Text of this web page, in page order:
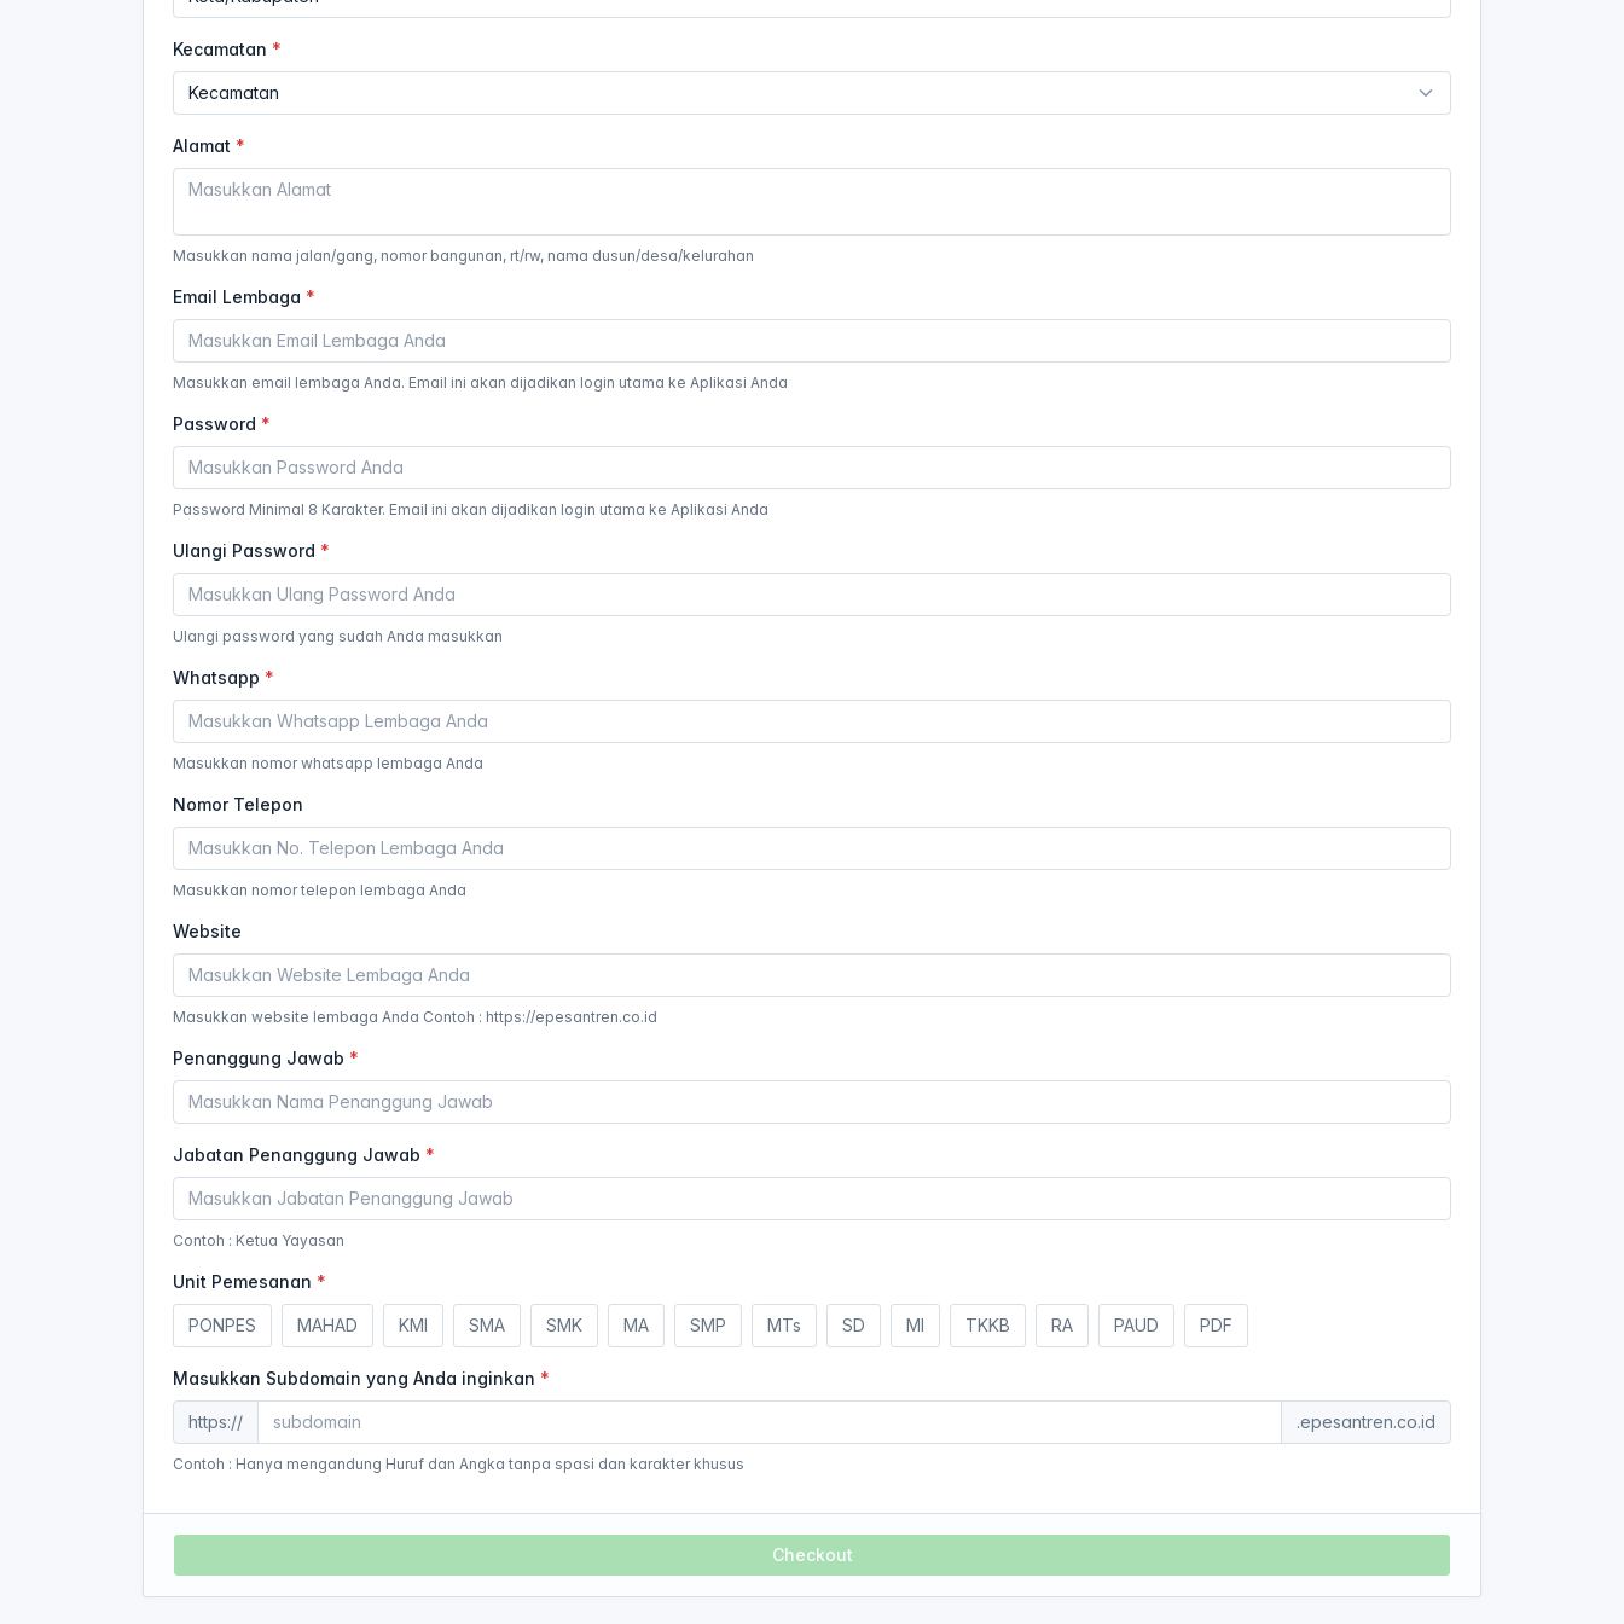
Kecamatan
Alamat
Masukkan nama jalan/gang, nomor bangunan, rt/rw, nama dusun/desa/kelurahan
Email Lembaga
Masukkan email lembaga Anda. Email ini akan dijadikan login utama ke Aplikasi Anda
Password
Password Minimal 8 Karakter. Email ini akan dijadikan login utama ke Aplikasi Anda
Ulangi Password
Ulangi password yang sudah Anda masukkan
Whatsapp
Masukkan nomor whatsapp lembaga Anda
Nomor Telepon
Masukkan nomor telepon lembaga Anda
Website
Masukkan website lembaga Anda Contoh : https://epesantren.co.id
Penanggung Jawab
Jabatan Penanggung Jawab
Contoh : Ketua Yayasan
Unit Pemesanan
PONPES MAHAD KMI SMA SMK MA SMP MTs SD MI TKKB RA PAUD PDF
Masukkan Subdomain yang Anda inginkan
https:// .epesantren.co.id
Contoh : Hanya mengandung Huruf dan Angka tanpa spasi dan karakter khusus
Checkout